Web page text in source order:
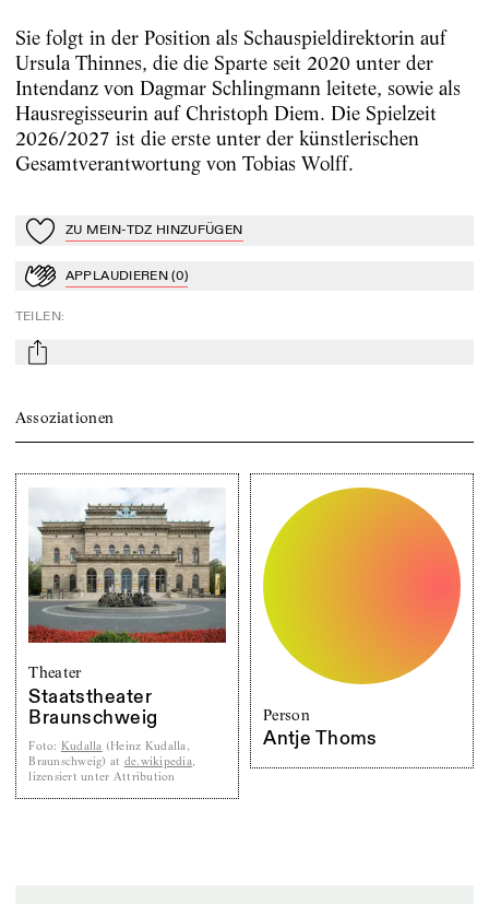
Sie folgt in der Position als Schauspieldirektorin auf
Ursula Thinnes, die die Sparte seit 2020 unter der
Intendanz von Dagmar Schlingmann leitete, sowie als
Hausregisseurin auf Christoph Diem. Die Spielzeit
2026/2027 ist die erste unter der künstlerischen
Gesamtverantwortung von Tobias Wolff.
Zu Mein-TdZ hinzufügen
ZU MEIN-TDZ HINZUFÜGEN
ApplaudierenAPPLAUDIEREN (0)
TEILEN:
mail
Assoziationen
Theater
Staatstheater
Braunschweig
Foto: Kudalla (Heinz Kudalla,
Braunschweig) at de.wikipedia,
lizensiert unter Attribution
Person
Antje Thoms